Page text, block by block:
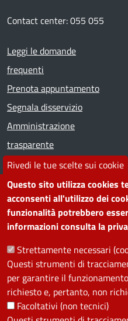
Rivedi le tue scelte sui cookie
Questo sito utilizza cookies
acconsenti all'utilizzo dei
funzionalità potrebbero
informazioni consulta la
Strettamente necessari
Questi strumenti di
per garantire il
richiesto e, pertanto, non
Facoltativi (non tecnici)
Contact center: 055 055
Footer menu
Leggi le domande
frequenti
Prenota appuntamento
Segnala disservizio
Amministrazione
trasparente
Note legali
SEGUICI SU
FacebookInstagram
YouTube
TelegramWhatsApp
Twitter
PRIVACY
Useful links
La Privacy nel Comune
PRIVACY